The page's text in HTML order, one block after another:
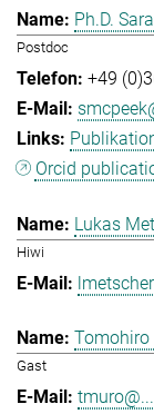
Ph.D.
Postdoc
+49
Orcid
Lukas
Hiwi
Tomohiro
Gast
tmuro@...